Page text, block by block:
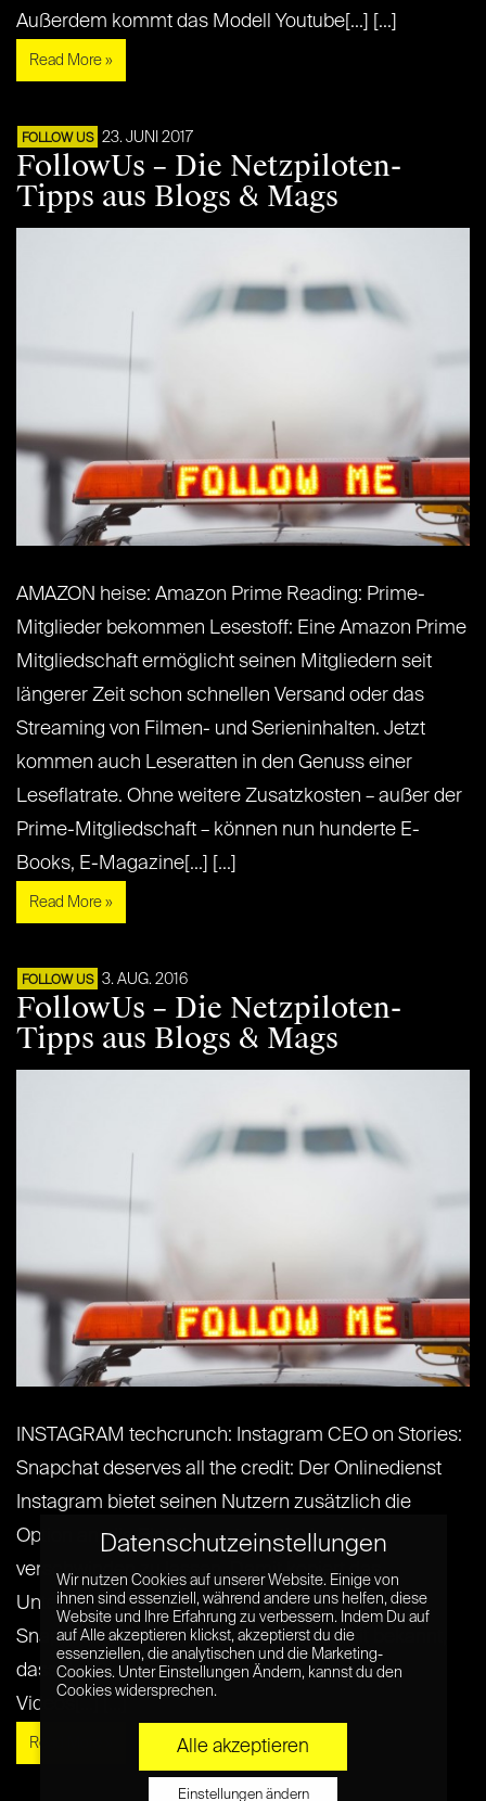
Außerdem kommt das Modell Youtube[...] [...]
Read More »
FOLLOW US 23. JUNI 2017
FollowUs – Die Netzpiloten-
Tipps aus Blogs & Mags
AMAZON heise: Amazon Prime Reading: Prime-
Mitglieder bekommen Lesestoff: Eine Amazon Prime
Mitgliedschaft ermöglicht seinen Mitgliedern seit
längerer Zeit schon schnellen Versand oder das
Streaming von Filmen- und Serieninhalten. Jetzt
kommen auch Leseratten in den Genuss einer
Leseflatrate. Ohne weitere Zusatzkosten – außer der
Prime-Mitgliedschaft – können nun hunderte E-
Books, E-Magazine[...] [...]
Read More »
FOLLOW US 3. AUG. 2016
FollowUs – Die Netzpiloten-
Tipps aus Blogs & Mags
INSTAGRAM techcrunch: Instagram CEO on Stories:
Snapchat deserves all the credit: Der Onlinedienst
Instagram bietet seinen Nutzern zusätzlich die
Option an, die Einträge automatisch wieder
verschwinden zu lassen. Damit kopiert das
Unternehmen das Modell des Konkurrenten
Snapchat. Gerade Snapchat wurde damit bekannt,
dass der Dienst die Nachrichten, Fotos und
Videos[...] [...]
Read More »
Datenschutzeinstellungen
Wir nutzen Cookies auf unserer Website. Einige von
ihnen sind essenziell, während andere uns helfen, diese
Website und Ihre Erfahrung zu verbessern. Indem Du auf
auf Alle akzeptieren klickst, akzeptierst du die
essenziellen, die analytischen und die Marketing-
Cookies. Unter Einstellungen Ändern, kannst du den
Cookies widersprechen.
Alle akzeptieren
Einstellungen ändern